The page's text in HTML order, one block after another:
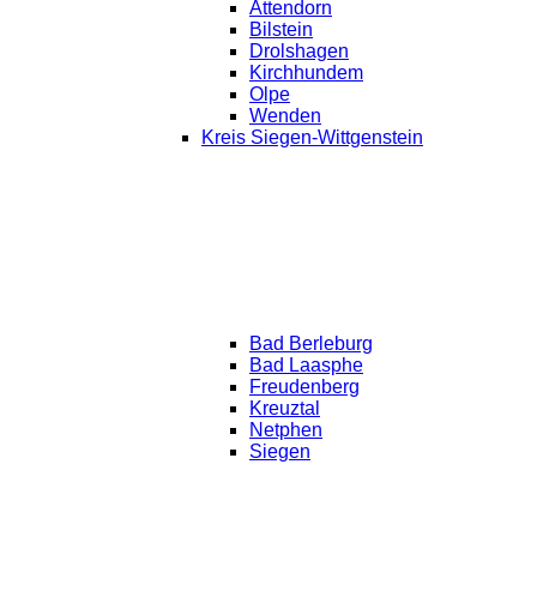
Attendorn
Bilstein
Drolshagen
Kirchhundem
Olpe
Wenden
Kreis Siegen-Wittgenstein
Bad Berleburg
Bad Laasphe
Freudenberg
Kreuztal
Netphen
Siegen